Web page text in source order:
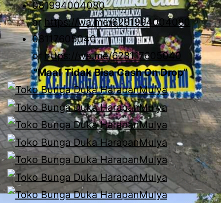
081994004080
or https://wa.me/6281994004080
08117605040
or https://wa.me/628117605040
“Maaf Tidak Bisa Cash On Drop”